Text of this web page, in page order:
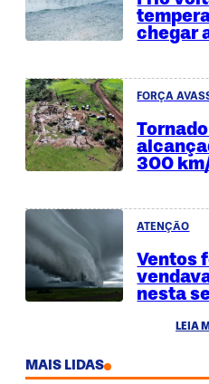
chegar
FORÇA
300
ATENÇÃO
Ventos
nesta
LEIA
MAIS LIDAS